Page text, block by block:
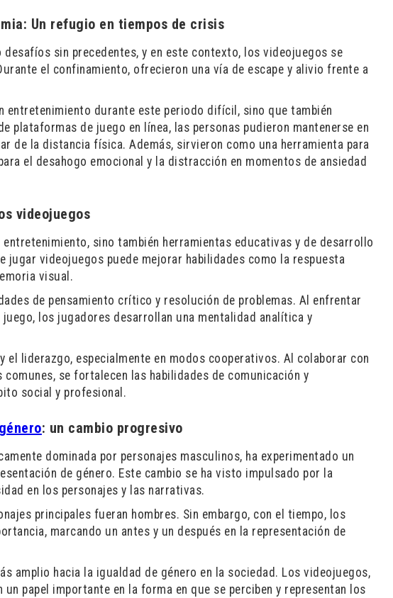
Un refugio en tiempos de crisis
desafíos sin precedentes, y en este contexto, los videojuegos se
el confinamiento, ofrecieron una vía de escape y alivio frente a
entretenimiento durante este periodo difícil, sino que también
plataformas de juego en línea, las personas pudieron mantenerse en
de la distancia física. Además, sirvieron como una herramienta para
el desahogo emocional y la distracción en momentos de ansiedad
videojuegos
sino también herramientas educativas y de desarrollo
jugar videojuegos puede mejorar habilidades como la respuesta
visual.
de pensamiento crítico y resolución de problemas. Al enfrentar
los jugadores desarrollan una mentalidad analítica y
el liderazgo, especialmente en modos cooperativos. Al colaborar con
se fortalecen las habilidades de comunicación y
social y profesional.
: un cambio progresivo
dominada por personajes masculinos, ha experimentado un
de género. Este cambio se ha visto impulsado por la
en los personajes y las narrativas.
principales fueran hombres. Sin embargo, con el tiempo, los
marcando un antes y un después en la representación de
amplio hacia la igualdad de género en la sociedad. Los videojuegos,
papel importante en la forma en que se perciben y representan los